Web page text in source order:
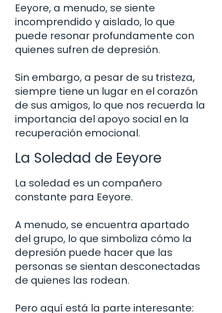
Eeyore, a menudo, se siente
incomprendido y aislado, lo que
puede resonar profundamente con
quienes sufren de depresión.
Sin embargo, a pesar de su tristeza,
siempre tiene un lugar en el corazón
de sus amigos, lo que nos recuerda la
importancia del apoyo social en la
recuperación emocional.
La Soledad de Eeyore
La soledad es un compañero
constante para Eeyore.
A menudo, se encuentra apartado
del grupo, lo que simboliza cómo la
depresión puede hacer que las
personas se sientan desconectadas
de quienes las rodean.
Pero aquí está la parte interesante: